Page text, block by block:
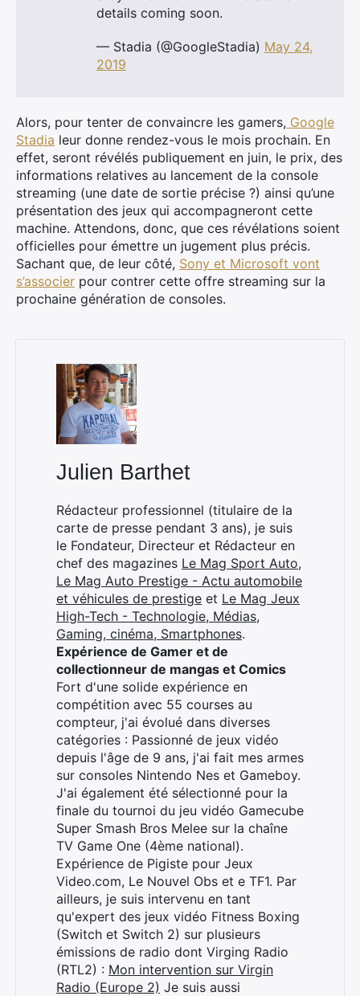
details coming soon.
— Stadia (@GoogleStadia) May 24,
2019
Alors, pour tenter de convaincre les gamers, Google
Stadia leur donne rendez-vous le mois prochain. En
effet, seront révélés publiquement en juin, le prix, des
informations relatives au lancement de la console
streaming (une date de sortie précise ?) ainsi qu’une
présentation des jeux qui accompagneront cette
machine. Attendons, donc, que ces révélations soient
officielles pour émettre un jugement plus précis.
Sachant que, de leur côté, Sony et Microsoft vont
s’associer pour contrer cette offre streaming sur la
prochaine génération de consoles.
Julien Barthet
Rédacteur professionnel (titulaire de la
carte de presse pendant 3 ans), je suis
le Fondateur, Directeur et Rédacteur en
chef des magazines Le Mag Sport Auto,
Le Mag Auto Prestige - Actu automobile
et véhicules de prestige et Le Mag Jeux
High-Tech - Technologie, Médias,
Gaming, cinéma, Smartphones.
Expérience de Gamer et de
collectionneur de mangas et Comics
Fort d'une solide expérience en
compétition avec 55 courses au
compteur, j'ai évolué dans diverses
catégories : Passionné de jeux vidéo
depuis l'âge de 9 ans, j'ai fait mes armes
sur consoles Nintendo Nes et Gameboy.
J'ai également été sélectionné pour la
finale du tournoi du jeu vidéo Gamecube
Super Smash Bros Melee sur la chaîne
TV Game One (4ème national).
Expérience de Pigiste pour Jeux
Video.com, Le Nouvel Obs et e TF1. Par
ailleurs, je suis intervenu en tant
qu'expert des jeux vidéo Fitness Boxing
(Switch et Switch 2) sur plusieurs
émissions de radio dont Virging Radio
(RTL2) : Mon intervention sur Virgin
Radio (Europe 2) Je suis aussi
×
Rechercher